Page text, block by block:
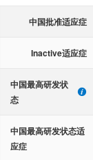
中国批准适应症
Inactive适应症
中国最高研发状
态
中国最高研发状态适
应症